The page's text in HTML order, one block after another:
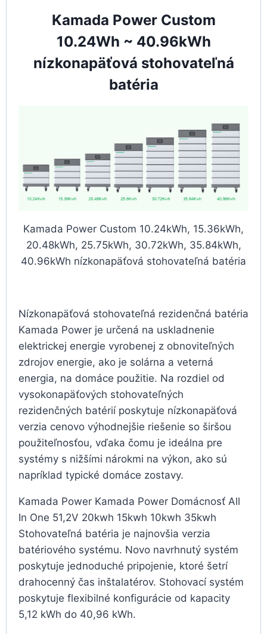
Kamada Power Custom
10.24Wh ~ 40.96kWh
nízkonapäťová stohovateľná
batéria
Kamada Power Custom 10.24kWh, 15.36kWh,
20.48kWh, 25.75kWh, 30.72kWh, 35.84kWh,
40.96kWh nízkonapäťová stohovateľná batéria
Nízkonapäťová stohovateľná rezidenčná batéria
Kamada Power je určená na uskladnenie
elektrickej energie vyrobenej z obnoviteľných
zdrojov energie, ako je solárna a veterná
energia, na domáce použitie. Na rozdiel od
vysokonapäťových stohovateľných
rezidenčných batérií poskytuje nízkonapäťová
verzia cenovo výhodnejšie riešenie so širšou
použiteľnosťou, vďaka čomu je ideálna pre
systémy s nižšími nárokmi na výkon, ako sú
napríklad typické domáce zostavy.
Kamada Power Kamada Power Domácnosť All
In One 51,2V 20kwh 15kwh 10kwh 35kwh
Stohovateľná batéria je najnovšia verzia
batériového systému. Novo navrhnutý systém
poskytuje jednoduché pripojenie, ktoré šetrí
drahocenný čas inštalatérov. Stohovací systém
poskytuje flexibilné konfigurácie od kapacity
5,12 kWh do 40,96 kWh.